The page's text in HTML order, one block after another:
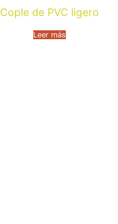
Cople de PVC ligero
Leer más